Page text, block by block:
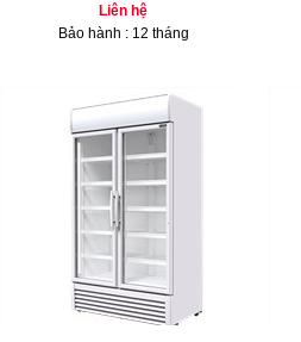
Liên hệ
Bảo hành : 12 tháng